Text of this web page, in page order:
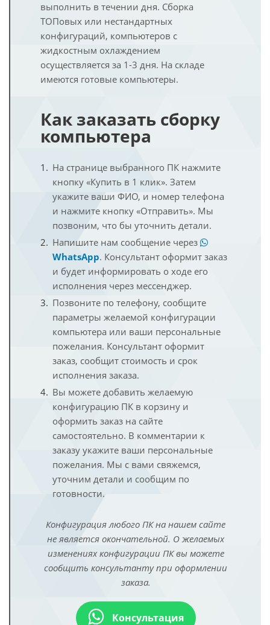
выполнить в течении дня. Сборка
ТОПовых или нестандартных
конфигураций, компьютеров с
жидкостным охлаждением
осуществляется за 1-3 дня. На складе
имеются готовые компьютеры.
Как заказать сборку
компьютера
На странице выбранного ПК нажмите
кнопку «Купить в 1 клик». Затем
укажите ваши ФИО, и номер телефона
и нажмите кнопку «Отправить». Мы
позвоним, что бы уточнить детали.
Напишите нам сообщение через
WhatsApp. Консультант оформит заказ
и будет информировать о ходе его
исполнения через мессенджер.
Позвоните по телефону, сообщите
параметры желаемой конфигурации
компьютера или ваши персональные
пожелания. Консультант оформит
заказ, сообщит стоимость и срок
исполнения заказа.
Вы можете добавить желаемую
конфигурацию ПК в корзину и
оформить заказ на сайте
самостоятельно. В комментарии к
заказу укажите ваши персональные
пожелания. Мы с вами свяжемся,
уточним детали и сообщим по
готовности.
Конфигурация любого ПК на нашем сайте
не является окончательной. О желаемых
изменениях конфигурации ПК вы можете
сообщить консультанту при оформлении
заказа.
Консультация